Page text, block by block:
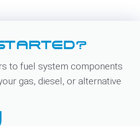
to fuel system components
gas, diesel, or alternative